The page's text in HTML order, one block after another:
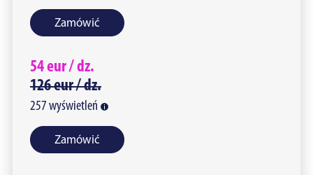
Zamówić
54eur /dz.
126eur /dz.
257 wyświetleń
Zamówić